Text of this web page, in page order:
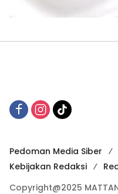
Pedoman Media Siber
Kebijakan Redaksi
Copyright@2025